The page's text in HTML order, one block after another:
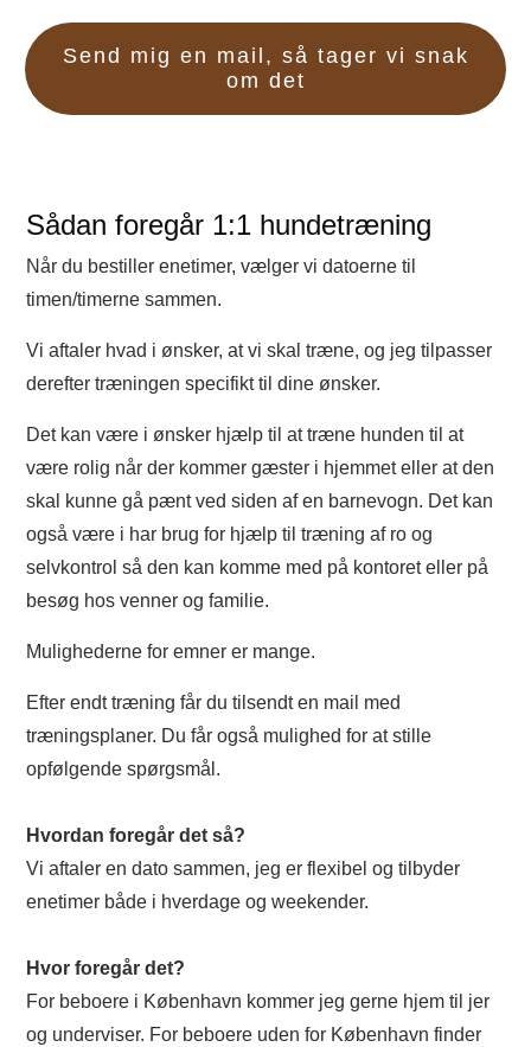
Send mig en mail, så tager vi snak
om det
Sådan foregår 1:1 hundetræning
Når du bestiller enetimer, vælger vi datoerne til
timen/timerne sammen.
Vi aftaler hvad i ønsker, at vi skal træne, og jeg tilpasser
derefter træningen specifikt til dine ønsker.
Det kan være i ønsker hjælp til at træne hunden til at
være rolig når der kommer gæster i hjemmet eller at den
skal kunne gå pænt ved siden af en barnevogn. Det kan
også være i har brug for hjælp til træning af ro og
selvkontrol så den kan komme med på kontoret eller på
besøg hos venner og familie.
Mulighederne for emner er mange.
Efter endt træning får du tilsendt en mail med
træningsplaner. Du får også mulighed for at stille
opfølgende spørgsmål.
Hvordan foregår det så?
Vi aftaler en dato sammen, jeg er flexibel og tilbyder
enetimer både i hverdage og weekender.
Hvor foregår det?
For beboere i København kommer jeg gerne hjem til jer
og underviser. For beboere uden for København finder